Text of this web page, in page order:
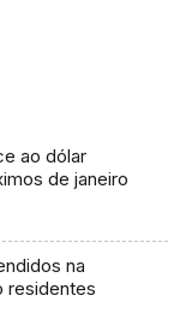
ao dólar
de janeiro
na
residentes